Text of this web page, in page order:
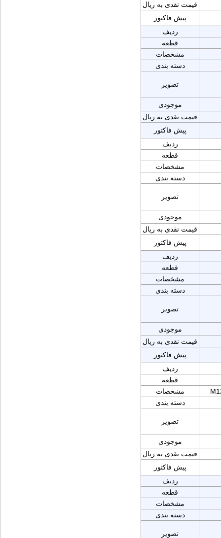
قیمت نقدی به ریال
پیش فاکتور
ردیف
قطعه
مشخصات
دسته بندی
تصویر
موجودی
قیمت نقدی به ریال
پیش فاکتور
ردیف
قطعه
مشخصات
دسته بندی
تصویر
موجودی
قیمت نقدی به ریال
پیش فاکتور
ردیف
قطعه
مشخصات
دسته بندی
تصویر
موجودی
قیمت نقدی به ریال
پیش فاکتور
ردیف
قطعه
مشخصات
دسته بندی
تصویر
موجودی
قیمت نقدی به ریال
پیش فاکتور
ردیف
قطعه
مشخصات
دسته بندی
تصویر